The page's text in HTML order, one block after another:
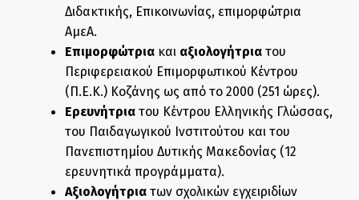
Διδακτικής, Επικοινωνίας, επιμορφώτρια
ΑμεΑ.
Επιμορφώτρια και αξιολογήτρια του
Περιφερειακού Επιμορφωτικού Κέντρου
(Π.Ε.Κ.) Κοζάνης ως από το 2000 (251 ώρες).
Ερευνήτρια του Κέντρου Ελληνικής Γλώσσας,
του Παιδαγωγικού Ινστιτούτου και του
Πανεπιστημίου Δυτικής Μακεδονίας (12
ερευνητικά προγράμματα).
Αξιολογήτρια των σχολικών εγχειριδίων